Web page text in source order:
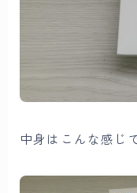
中身はこんな感じ